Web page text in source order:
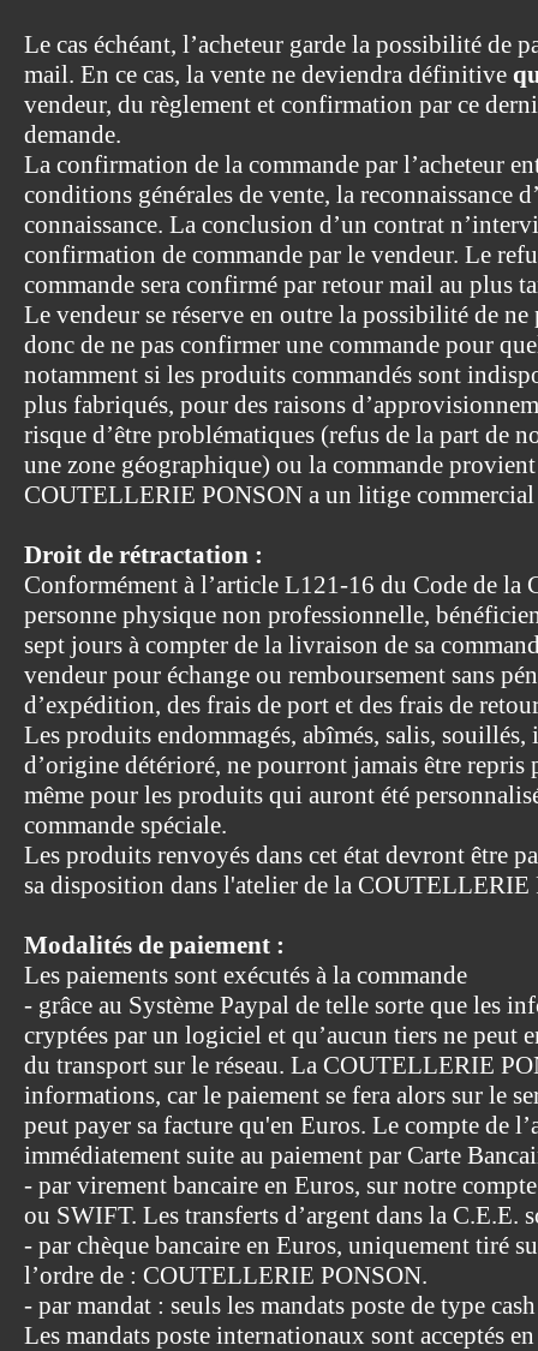
Le cas échéant, l’acheteur garde la possibilité de
mail. En ce cas, la vente ne deviendra définitive
vendeur, du règlement et confirmation par ce
demande.
La confirmation de la commande par l’acheteur
conditions générales de vente, la reconnaissance
connaissance. La conclusion d’un contrat
confirmation de commande par le vendeur. Le
commande sera confirmé par retour mail au plus
Le vendeur se réserve en outre la possibilité de
donc de ne pas confirmer une commande pour
notamment si les produits commandés sont
plus fabriqués, pour des raisons
risque d’être problématiques (refus de la part de
une zone géographique) ou la commande
COUTELLERIE PONSON a un litige commercial
Droit de rétractation :
Conformément à l’article L121-16 du Code de la
personne physique non professionnelle,
sept jours à compter de la livraison de sa
vendeur pour échange ou remboursement sans
d’expédition, des frais de port et des frais de
Les produits endommagés, abîmés, salis,
d’origine détérioré, ne pourront jamais être repris
même pour les produits qui auront été
commande spéciale.
Les produits renvoyés dans cet état devront être
sa disposition dans l'atelier de la COUTELLERIE
Modalités de paiement :
Les paiements sont exécutés à la commande
- grâce au Système Paypal de telle sorte que les
cryptées par un logiciel et qu’aucun tiers ne peut
du transport sur le réseau. La COUTELLERIE
informations, car le paiement se fera alors sur le
peut payer sa facture qu'en Euros. Le compte de
immédiatement suite au paiement par Carte
- par virement bancaire en Euros, sur notre
ou SWIFT. Les transferts d’argent dans la C.E.E.
- par chèque bancaire en Euros, uniquement tiré
l’ordre de : COUTELLERIE PONSON.
- par mandat : seuls les mandats poste de type
Les mandats poste internationaux sont acceptés